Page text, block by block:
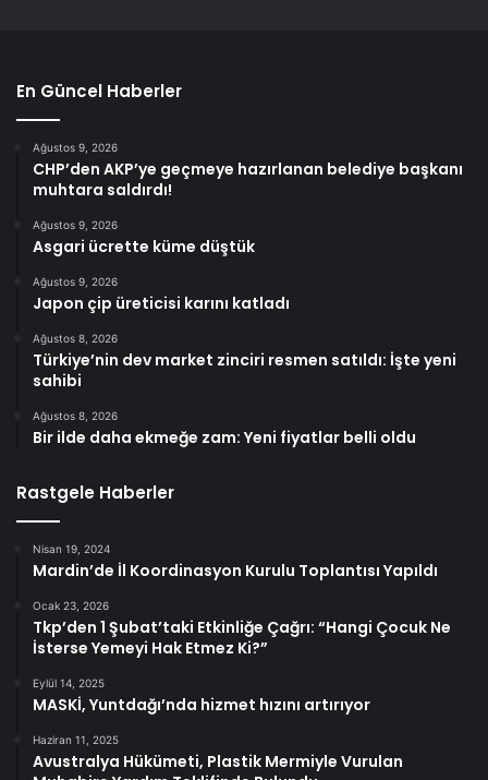
En Güncel Haberler
Ağustos 9, 2026
CHP’den AKP’ye geçmeye hazırlanan belediye başkanı
muhtara saldırdı!
Ağustos 9, 2026
Asgari ücrette küme düştük
Ağustos 9, 2026
Japon çip üreticisi karını katladı
Ağustos 8, 2026
Türkiye’nin dev market zinciri resmen satıldı: İşte yeni
sahibi
Ağustos 8, 2026
Bir ilde daha ekmeğe zam: Yeni fiyatlar belli oldu
Rastgele Haberler
Nisan 19, 2024
Mardin’de İl Koordinasyon Kurulu Toplantısı Yapıldı
Ocak 23, 2026
Tkp’den 1 Şubat’taki Etkinliğe Çağrı: “Hangi Çocuk Ne
İsterse Yemeyi Hak Etmez Ki?”
Eylül 14, 2025
MASKİ, Yuntdağı’nda hizmet hızını artırıyor
Haziran 11, 2025
Avustralya Hükümeti, Plastik Mermiyle Vurulan